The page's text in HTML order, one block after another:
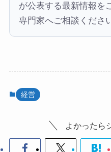
が公表する最新情報を
専門家へご相談くださ
経営
よかったら